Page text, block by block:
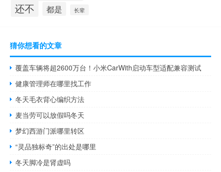
还不 都是 长辈
猜你想看的文章
覆盖车辆将超2600万台！小米CarWith启动车型适配兼容测试
健康管理师在哪里找工作
冬天毛衣背心编织方法
麦当劳可以放假吗冬天
梦幻西游门派哪里转区
“灵品独标奇”的出处是哪里
冬天脚冷是肾虚吗